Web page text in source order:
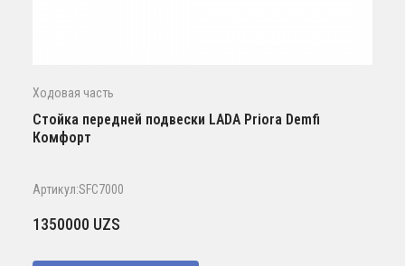
Ходовая часть
Стойка передней подвески LADA Priora Demfi
Комфорт
Артикул:SFC7000
1350000 UZS